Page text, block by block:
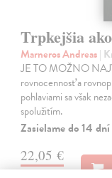
Trpkejšia
Marneros Andreas|
JE TO MOŽNO
rovnocennosť a
pohlaviami sa však
spolužitím.
Zasielame do 14 dní
22,05 €